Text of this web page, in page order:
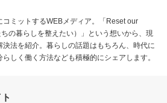
コミットするWEBメディア。「Reset our
の暮らしを整えたい）」という想いから、現
法を紹介。暮らしの話題はもちろん、時代に
しく働く方法なども積極的にシェアします。